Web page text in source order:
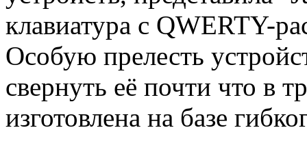
клавиатура с QWERTY-
Особую прелесть
свернуть её почти что в
изготовлена на базе